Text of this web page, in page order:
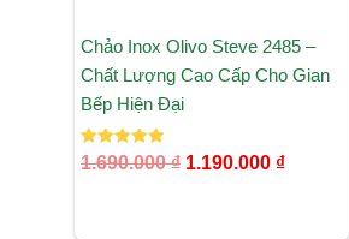
Chảo Inox Olivo Steve 2485 –
Chất Lượng Cao Cấp Cho Gian
Bếp Hiện Đại
Được xếp
hạng
1.690.000₫ 1.190.000 ₫